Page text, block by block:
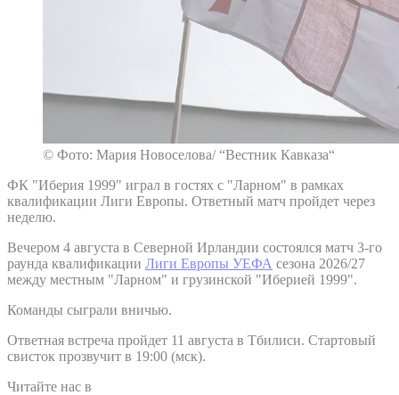
© Фото: Мария Новоселова/ “Вестник Кавказа“
ФК "Иберия 1999" играл в гостях с "Ларном" в рамках
квалификации Лиги Европы. Ответный матч пройдет через
неделю.
Вечером 4 августа в Северной Ирландии состоялся матч 3-го
раунда квалификации Лиги Европы УЕФА сезона 2026/27
между местным "Ларном" и грузинской "Иберией 1999".
Команды сыграли вничью.
Ответная встреча пройдет 11 августа в Тбилиси. Стартовый
свисток прозвучит в 19:00 (мск).
Читайте нас в